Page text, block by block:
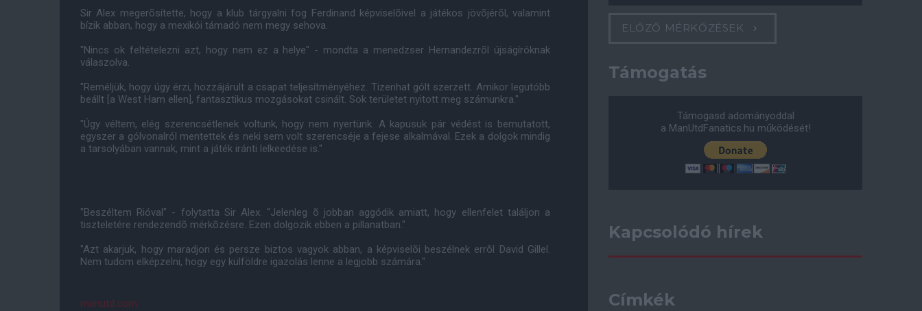
Sir Alex megerõsítette, hogy a klub tárgyalni fog Ferdinand képviselõivel a játékos jövõjérõl, valamint
bízik abban, hogy a mexikói támadó nem megy sehova.
"Nincs ok feltételezni azt, hogy nem ez a helye" - mondta a menedzser Hernandezrõl újságíróknak
válaszolva.
"Reméljük, hogy úgy érzi, hozzájárult a csapat teljesítményéhez. Tizenhat gólt szerzett. Amikor legutóbb
beállt [a West Ham ellen], fantasztikus mozgásokat csinált. Sok területet nyitott meg számunkra."
"Úgy véltem, elég szerencsétlenek voltunk, hogy nem nyertünk. A kapusuk pár védést is bemutatott,
egyszer a gólvonalról mentettek és neki sem volt szerencséje a fejese alkalmával. Ezek a dolgok mindig
a tarsolyában vannak, mint a játék iránti lelkeedése is."
"Beszéltem Rióval" - folytatta Sir Alex. "Jelenleg õ jobban aggódik amiatt, hogy ellenfelet találjon a
tiszteletére rendezendõ mérkõzésre. Ezen dolgozik ebben a pillanatban."
"Azt akarjuk, hogy maradjon és persze biztos vagyok abban, a képviselõi beszélnek errõl David Gillel.
Nem tudom elképzelni, hogy egy külföldre igazolás lenne a legjobb számára."
manutd.com
ELŐZŐ MÉRKŐZÉSEK
Támogatás
Támogasd adományoddal
a ManUtdFanatics.hu működését!
Kapcsolódó hírek
Címkék